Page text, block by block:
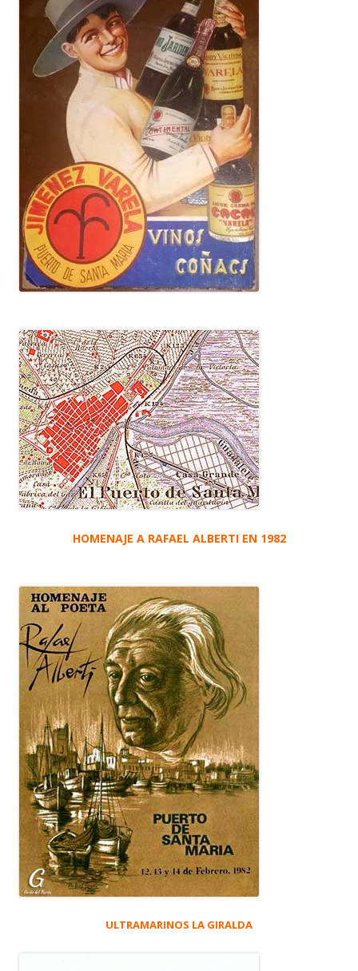
HOMENAJE A RAFAEL ALBERTI EN 1982
ULTRAMARINOS LA GIRALDA